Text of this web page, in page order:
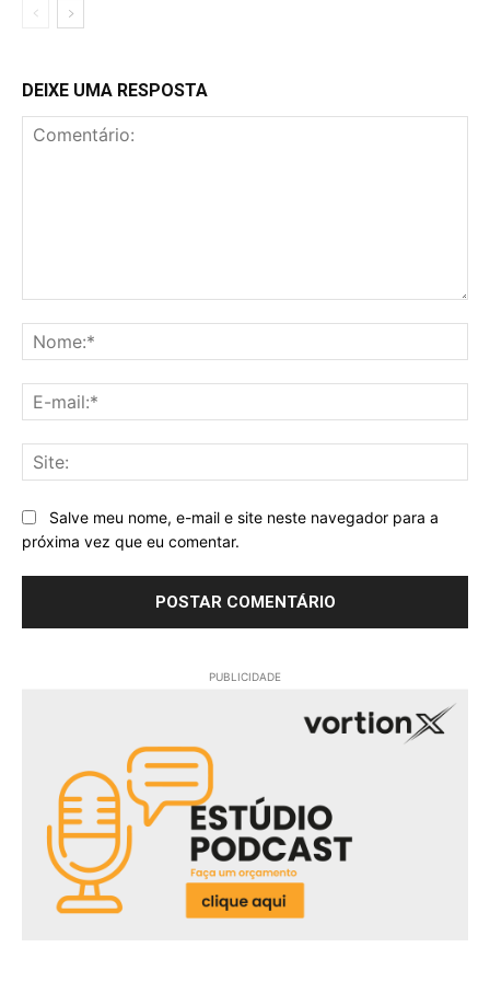
DEIXE UMA RESPOSTA
Salve meu nome, e-mail e site neste navegador para a
próxima vez que eu comentar.
PUBLICIDADE